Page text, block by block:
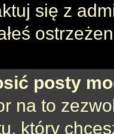
się z
posty
na to
który